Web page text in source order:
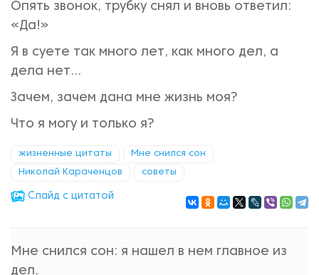
Опять звонок, трубку снял и вновь ответил:
«Да!»
Я в суете так много лет, как много дел, а
дела нет...
Зачем, зачем дана мне жизнь моя?
Что я могу и только я?
жизненные цитаты Мне снился сон
Николай Караченцов советы
Cлайд с цитатой
Мне снился сон: я нашел в нем главное из
дел,